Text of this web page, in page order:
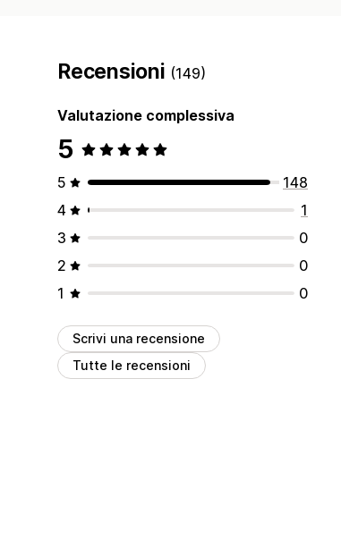
Recensioni (149)
Valutazione complessiva
5
5
148
4
1
3
0
2
0
1
0
Scrivi una recensione
Tutte le recensioni